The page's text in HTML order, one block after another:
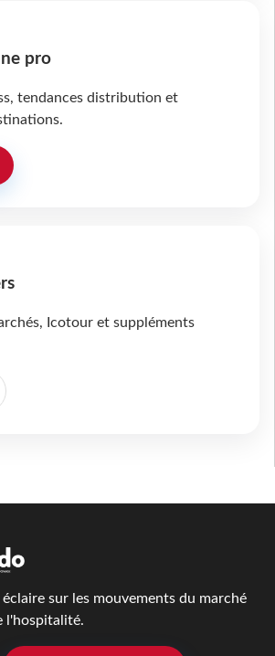
pro
tendances distribution et
Icotour et suppléments
sur les mouvements du marché
l'hospitalité.